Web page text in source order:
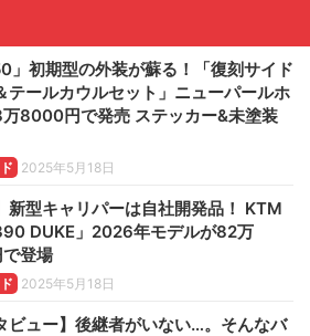
」初期型の外装が蘇る！「復刻サイド
テールカウルセット」ニューパールホ
万8000円で発売 ステッカー&未塗装
2025年5月18日
新型キャリパーは自社開発品！ KTM
DUKE」2026年モデルが82万
登場
2025年5月18日
ビュー】後継者がいない…。そんなバ